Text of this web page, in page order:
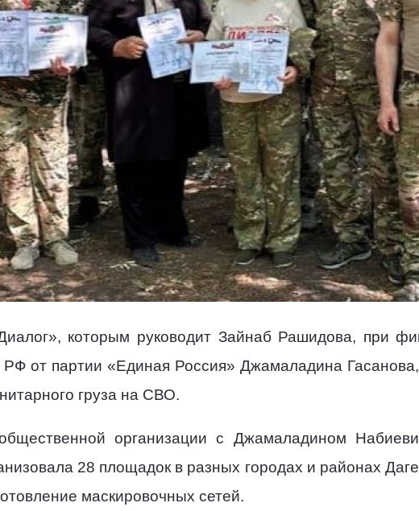
которым руководит Зайнаб Рашидова, при
РФ от партии «Единая Россия» Джамаладина
груза на СВО.
организации с Джамаладином
28 площадок в разных городах и районах
маскировочных сетей.